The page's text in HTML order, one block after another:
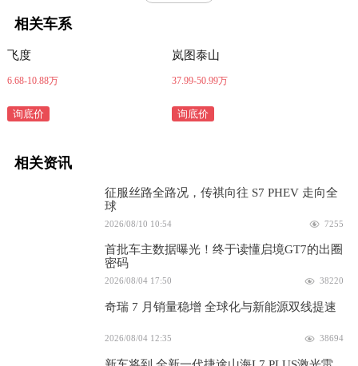
相关车系
飞度
6.68-10.88万
询底价
岚图泰山
37.99-50.99万
询底价
相关资讯
征服丝路全路况，传祺向往 S7 PHEV 走向全
球
2026/08/10 10:54 7255
首批车主数据曝光！终于读懂启境GT7的出圈
密码
2026/08/04 17:50 38220
奇瑞 7 月销量稳增 全球化与新能源双线提速
2026/08/04 12:35 38694